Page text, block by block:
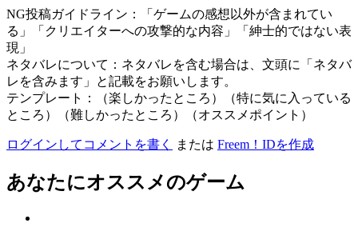
NG投稿ガイドライン：「ゲームの感想以外が含まれてい
る」「クリエイターへの攻撃的な内容」「紳士的ではない表
現」
ネタバレについて：ネタバレを含む場合は、文頭に「ネタバ
レを含みます」と記載をお願いします。
テンプレート：（楽しかったところ）（特に気に入っている
ところ）（難しかったところ）（オススメポイント）
ログインしてコメントを書く または Freem！IDを作成
あなたにオススメのゲーム